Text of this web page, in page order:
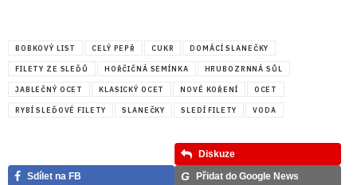
BOBKOVÝ LIST CELÝ PEPŘ CUKR DOMÁCÍ SLANEČKY
FILETY ZE SLEĎŮ HOŘČIČNÁ SEMÍNKA HRUBOZRNNÁ SŮL
JABLEČNÝ OCET KLASICKÝ OCET NOVÉ KOŘENÍ OCET
RYBÍ SLEĎOVÉ FILETY SLANEČKY SLEDÍ FILETY VODA
Diskuze
Sdílet na FB
G Přidat do Google News